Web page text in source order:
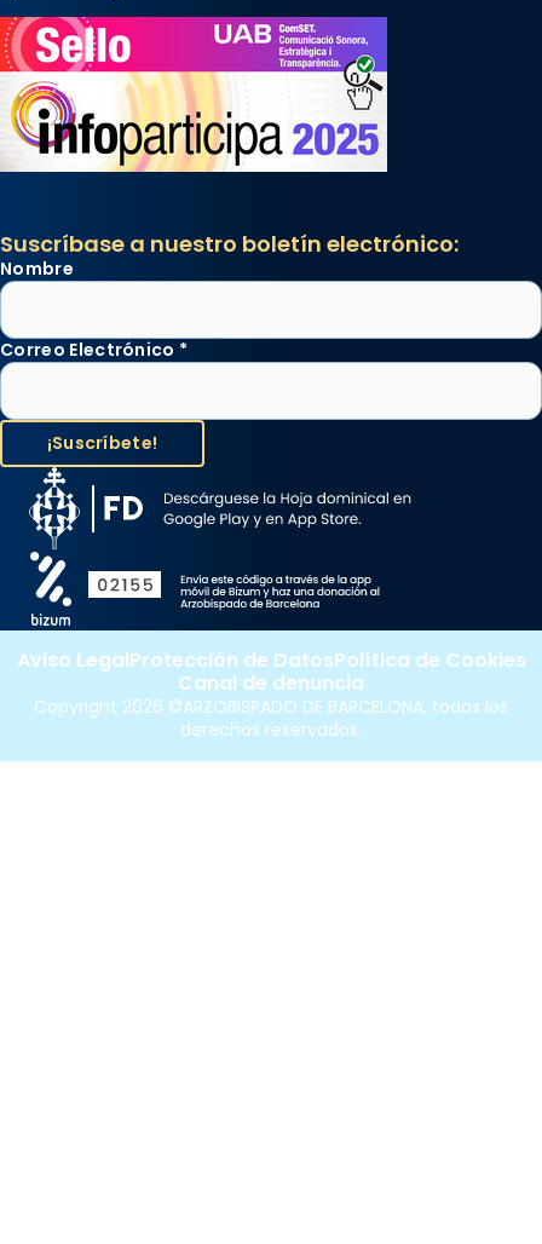
Suscríbase a nuestro boletín electrónico:
Nombre
Correo Electrónico *
Copyright 2026 ©ARZOBISPADO DE BARCELONA, todos los
derechos reservados.
Aviso LegalProtección de DatosPolítica de Cookies
Canal de denuncia